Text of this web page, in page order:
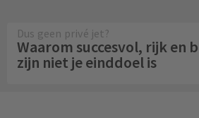
Dus geen privé jet?
Waarom succesvol, rijk en
zijn niet je einddoel is